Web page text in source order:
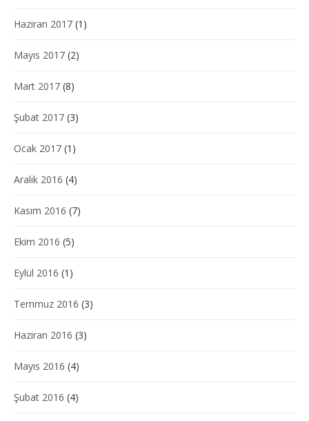
Haziran 2017 (1)
Mayıs 2017 (2)
Mart 2017 (8)
Şubat 2017 (3)
Ocak 2017 (1)
Aralık 2016 (4)
Kasım 2016 (7)
Ekim 2016 (5)
Eylül 2016 (1)
Temmuz 2016 (3)
Haziran 2016 (3)
Mayıs 2016 (4)
Şubat 2016 (4)